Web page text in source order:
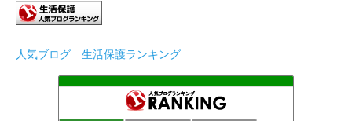
人気ブログ 生活保護ランキング